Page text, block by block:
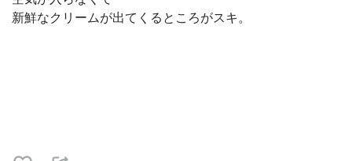
新鮮なクリームが出てくるところがスキ。